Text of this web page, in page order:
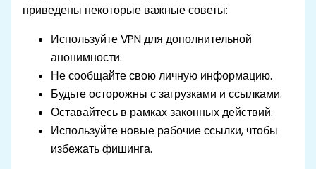
приведены некоторые важные советы:
Используйте VPN для дополнительной
анонимности.
Не сообщайте свою личную информацию.
Будьте осторожны с загрузками и ссылками.
Оставайтесь в рамках законных действий.
Используйте новые рабочие ссылки, чтобы
избежать фишинга.